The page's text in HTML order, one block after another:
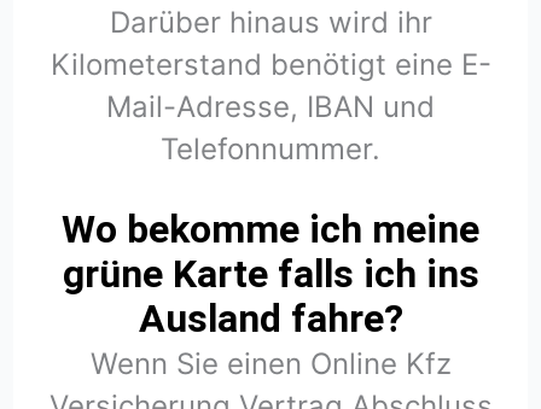
Darüber hinaus wird ihr
Kilometerstand benötigt eine E-
Mail-Adresse, IBAN und
Telefonnummer.
Wo bekomme ich meine
grüne Karte falls ich ins
Ausland fahre?
Wenn Sie einen Online Kfz